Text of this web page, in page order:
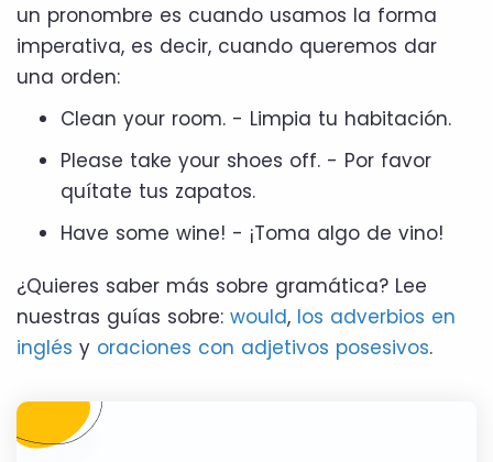
un pronombre es cuando usamos la forma
imperativa, es decir, cuando queremos dar
una orden:
Clean your room. - Limpia tu habitación.
Please take your shoes off. - Por favor
quítate tus zapatos.
Have some wine! - ¡Toma algo de vino!
¿Quieres saber más sobre gramática? Lee
nuestras guías sobre: would, los adverbios en
inglés y oraciones con adjetivos posesivos.